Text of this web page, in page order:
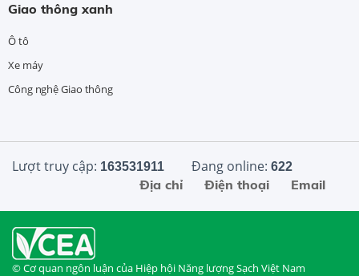
Giao thông xanh
Ô tô
Xe máy
Công nghệ Giao thông
Lượt truy cập: 163531911 Đang online: 622
Email
Điện thoại
Địa chỉ
© Cơ quan ngôn luận của Hiệp hội Năng lượng Sạch Việt Nam